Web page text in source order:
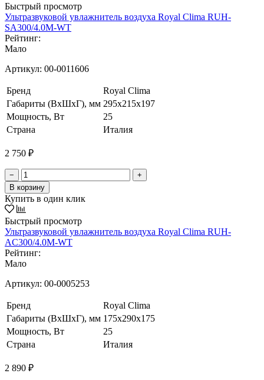
Быстрый просмотр
Ультразвуковой увлажнитель воздуха Royal Clima RUH-
SA300/4.0M-WT
Рейтинг:
Мало
Артикул: 00-0011606
Бренд
Royal Clima
Габариты (ВхШхГ), мм 295x215x197
Мощность, Вт
25
Страна
Италия
2 750 ₽
−
+
В корзину
Купить в один клик
Быстрый просмотр
Ультразвуковой увлажнитель воздуха Royal Clima RUH-
AC300/4.0M-WT
Рейтинг:
Мало
Артикул: 00-0005253
Бренд
Royal Clima
Габариты (ВхШхГ), мм 175x290x175
Мощность, Вт
25
Страна
Италия
2 890 ₽